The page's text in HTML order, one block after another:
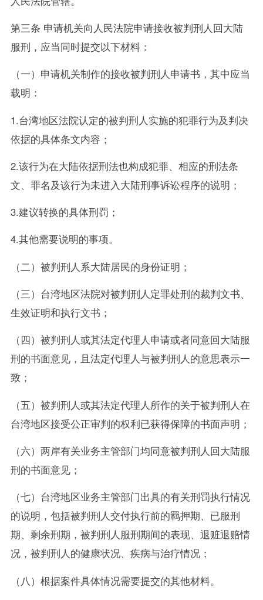
第三条 申请机关向人民法院申请接收被判刑人回大陆
服刑，应当同时提交以下材料：
（一）申请机关制作的接收被判刑人申请书，其中应当
载明：
1.台湾地区法院认定的被判刑人实施的犯罪行为及判决
依据的具体条文内容；
2.该行为在大陆依据刑法也构成犯罪、相应的刑法条
文、罪名及该行为未进入大陆刑事诉讼程序的说明；
3.建议转换的具体刑罚；
4.其他需要说明的事项。
（二）被判刑人系大陆居民的身份证明；
（三）台湾地区法院对被判刑人定罪处刑的裁判文书、
生效证明和执行文书；
（四）被判刑人或其法定代理人申请或者同意回大陆服
刑的书面意见，且法定代理人与被判刑人的意思表示一
致；
（五）被判刑人或其法定代理人所作的关于被判刑人在
台湾地区接受公正审判的权利已获得保障的书面声明；
（六）两岸有关业务主管部门均同意被判刑人回大陆服
刑的书面意见；
（七）台湾地区业务主管部门出具的有关刑罚执行情况
的说明，包括被判刑人交付执行前的羁押期、已服刑
期、剩余刑期，被判刑人服刑期间的表现、退赃退赔情
况，被判刑人的健康状况、疾病与治疗情况；
（八）根据案件具体情况需要提交的其他材料。